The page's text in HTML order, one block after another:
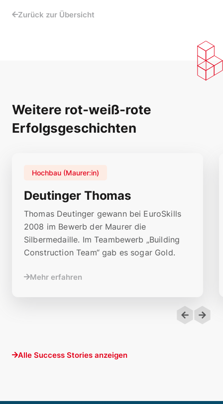
Zurück zur Übersicht
Weitere rot-weiß-rote
Erfolgsgeschichten
Deutinger Thomas
Hochbau (Maurer:in)
Thomas Deutinger gewann bei EuroSkills
2008 im Bewerb der Maurer die
Silbermedaille. Im Teambewerb „Building
Construction Team“ gab es sogar Gold.
Mehr erfahren
Alle Success Stories anzeigen